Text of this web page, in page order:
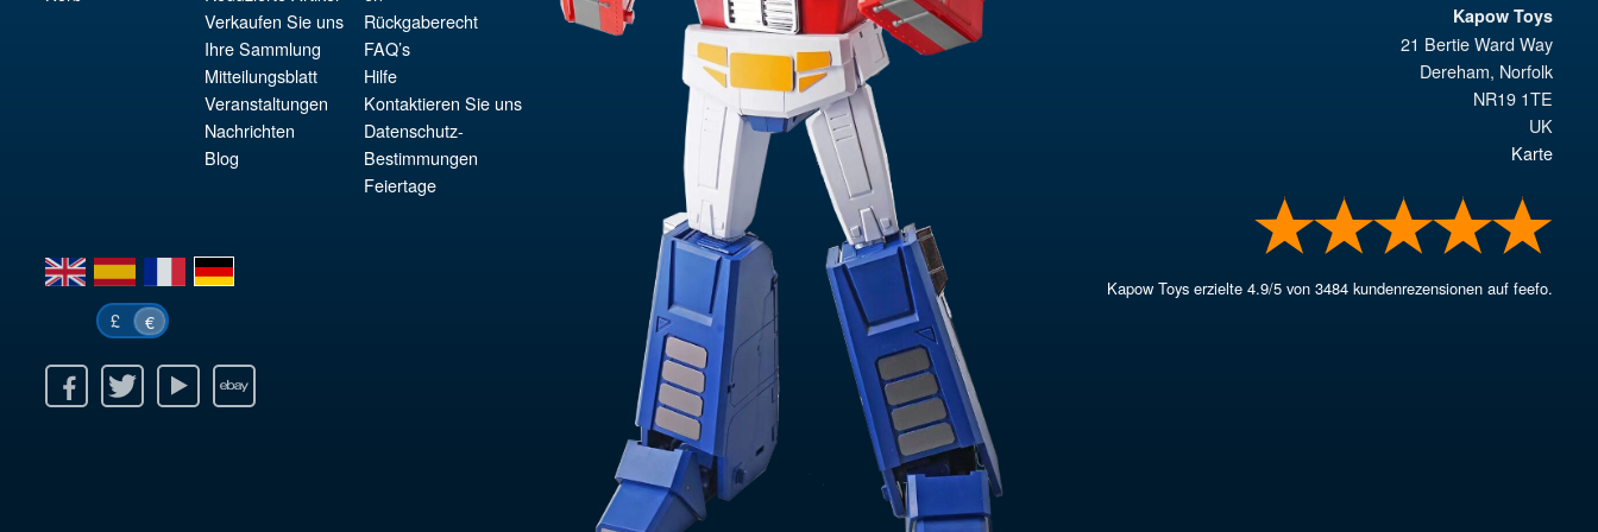
Verkaufen Sie uns
Ihre Sammlung
Mitteilungsblatt
Veranstaltungen
Nachrichten
Blog
Rückgaberecht
FAQ’s
Hilfe
Kontaktieren Sie uns
Datenschutz-
Bestimmungen
Feiertage
en es fr de
£ €
Youtube Ebay
Kapow Toys
21 Bertie Ward Way
Dereham, Norfolk
NR19 1TE
UK
Karte
Kapow Toys erzielte4.9/5 von3484 kundenrezensionen auf feefo.